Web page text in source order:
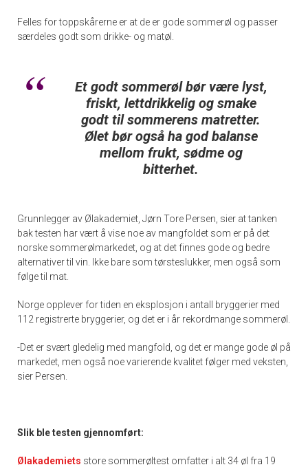
Felles for toppskårerne er at de er gode sommerøl og passer
særdeles godt som drikke- og matøl.
Et godt sommerøl bør være lyst,
friskt, lettdrikkelig og smake
godt til sommerens matretter.
Ølet bør også ha god balanse
mellom frukt, sødme og
bitterhet.
Grunnlegger av Ølakademiet, Jørn Tore Persen, sier at tanken
bak testen har vært å vise noe av mangfoldet som er på det
norske sommerølmarkedet, og at det finnes gode og bedre
alternativer til vin. Ikke bare som tørsteslukker, men også som
følge til mat.
Norge opplever for tiden en eksplosjon i antall bryggerier med
112 registrerte bryggerier, og det er i år rekordmange sommerøl.
-Det er svært gledelig med mangfold, og det er mange gode øl på
markedet, men også noe varierende kvalitet følger med veksten,
sier Persen.
Slik ble testen gjennomført:
Ølakademiets store sommerøltest omfatter i alt 34 øl fra 19